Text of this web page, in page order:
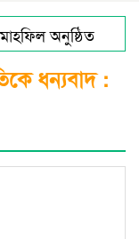
অনুষ্ঠিত
থাকলে হ্যাকড হতে
ধন্যবাদ :